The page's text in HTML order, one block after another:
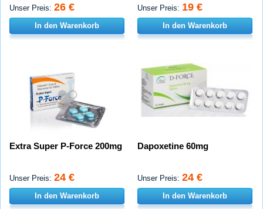
Unser Preis: 26 €
In den Warenkorb
Unser Preis: 19 €
In den Warenkorb
Extra Super P-Force 200mg
Unser Preis: 24 €
In den Warenkorb
Dapoxetine 60mg
Unser Preis: 24 €
In den Warenkorb